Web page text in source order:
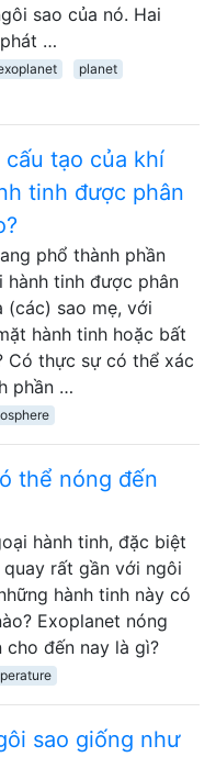
sao của nó. Hai
…
planet
tạo của khí
tinh được phân
phổ thành phần
hành tinh được phân
(các) sao mẹ, với
hành tinh hoặc bất
Có thực sự có thể xác
phần …
thể nóng đến
hành tinh, đặc biệt
rất gần với ngôi
hành tinh này có
Exoplanet nóng
đến nay là gì?
sao giống như